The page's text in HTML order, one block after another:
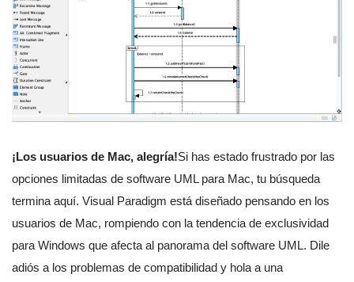
¡Los usuarios de Mac, alegría!Si has estado frustrado por las
opciones limitadas de software UML para Mac, tu búsqueda
termina aquí. Visual Paradigm está diseñado pensando en los
usuarios de Mac, rompiendo con la tendencia de exclusividad
para Windows que afecta al panorama del software UML. Dile
adiós a los problemas de compatibilidad y hola a una